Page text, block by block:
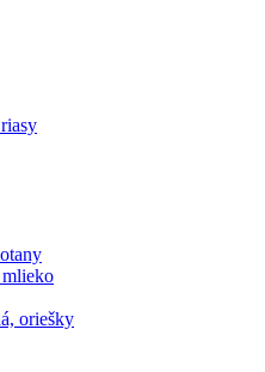
oriešky